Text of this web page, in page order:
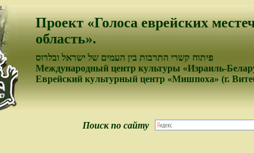
Проект «Голоса еврейских
область».
פיתוח קשרי התרבות בין העמים של ישראל ובלרוס
Международный центр культуры «Израиль-
Еврейский культурный центр «Мишпоха» (г.
Поиск по сайту